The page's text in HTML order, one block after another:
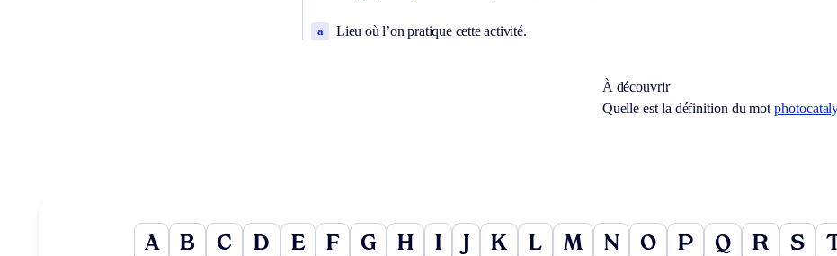
Lieu où l’on pratique cette activité.
a
À découvrir
Quelle est la définition du mot
A B C D E F G H I K L M N O P Q R S